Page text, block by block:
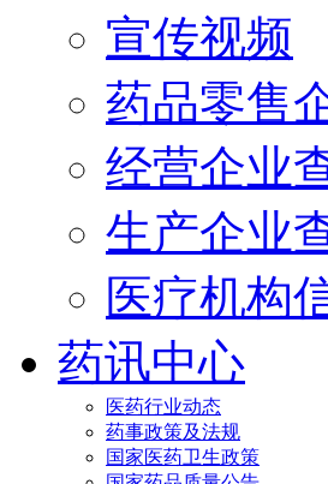
宣传视频
药品零售
经营企业
生产企业
医疗机构
药讯中心
医药行业动态
药事政策及法规
国家医药卫生政策